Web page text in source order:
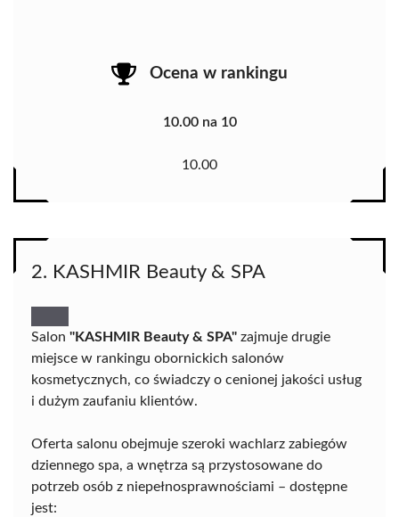
Ocena w rankingu
10.00 na 10
10.00
2. KASHMIR Beauty & SPA
Salon "KASHMIR Beauty & SPA" zajmuje drugie
miejsce w rankingu obornickich salonów
kosmetycznych, co świadczy o cenionej jakości usług
i dużym zaufaniu klientów.
Oferta salonu obejmuje szeroki wachlarz zabiegów
dziennego spa, a wnętrza są przystosowane do
potrzeb osób z niepełnosprawnościami – dostępne
jest: